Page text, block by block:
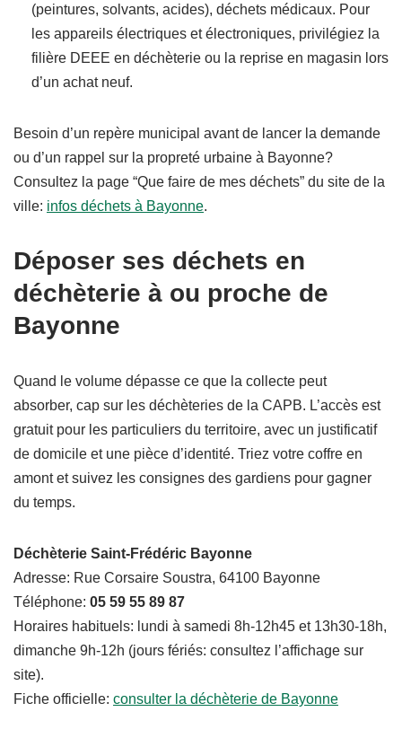
(peintures, solvants, acides), déchets médicaux. Pour
les appareils électriques et électroniques, privilégiez la
filière DEEE en déchèterie ou la reprise en magasin lors
d’un achat neuf.
Besoin d’un repère municipal avant de lancer la demande
ou d’un rappel sur la propreté urbaine à Bayonne?
Consultez la page “Que faire de mes déchets” du site de la
ville: infos déchets à Bayonne.
Déposer ses déchets en
déchèterie à ou proche de
Bayonne
Quand le volume dépasse ce que la collecte peut
absorber, cap sur les déchèteries de la CAPB. L’accès est
gratuit pour les particuliers du territoire, avec un justificatif
de domicile et une pièce d’identité. Triez votre coffre en
amont et suivez les consignes des gardiens pour gagner
du temps.
Déchèterie Saint-Frédéric Bayonne
Adresse: Rue Corsaire Soustra, 64100 Bayonne
Téléphone: 05 59 55 89 87
Horaires habituels: lundi à samedi 8h-12h45 et 13h30-18h,
dimanche 9h-12h (jours fériés: consultez l’affichage sur
site).
Fiche officielle: consulter la déchèterie de Bayonne